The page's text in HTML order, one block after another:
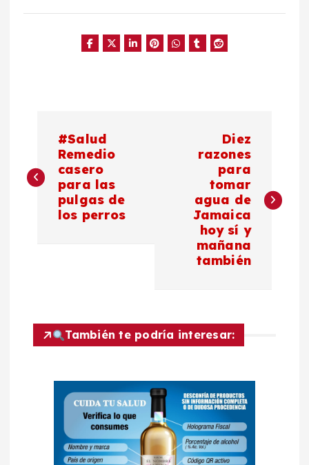
a
v
c
#Salud
Remedio
casero
para las
pulgas de
los perros
Diez
razones
para
tomar
agua de
Jamaica
hoy sí y
mañana
también
También te podría interesar: